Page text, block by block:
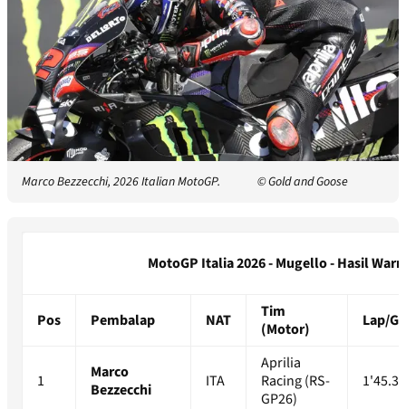
Marco Bezzecchi, 2026 Italian MotoGP. © Gold and Goose
MotoGP Italia 2026 - Mugello - Hasil
Pos Pembalap NAT
Tim
(Motor)
Lap/
1
Marco
Bezzecchi
ITA
Aprilia
Racing (RS-
GP26)